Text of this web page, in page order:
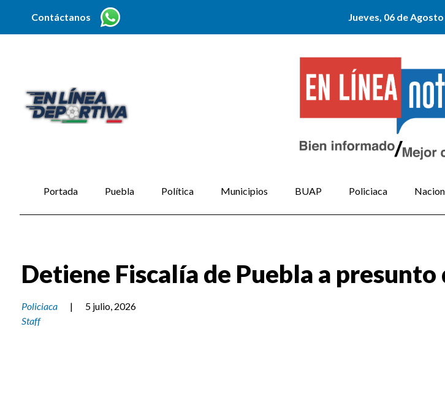
Contáctanos Jueves, 06 de
Portada Puebla Política Municipios BUAP Policiaca
Detiene Fiscalía de Puebla a
Policiaca |
5 julio, 2026
Staff